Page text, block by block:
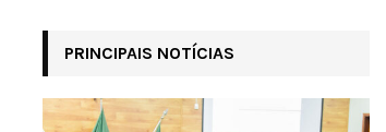
PRINCIPAIS NOTÍCIAS